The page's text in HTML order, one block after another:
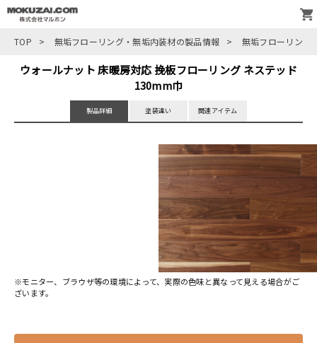
TOP > 無垢フローリング・無垢内装材の製品情報 > 無垢フローリング
ウォールナット 床暖房対応 挽板フローリング ネステッド
130mm巾
製品詳細 塗装違い 関連アイテム
※モニター、ブラウザ等の環境によって、実際の色味と異なって見える場合がご
ざいます。